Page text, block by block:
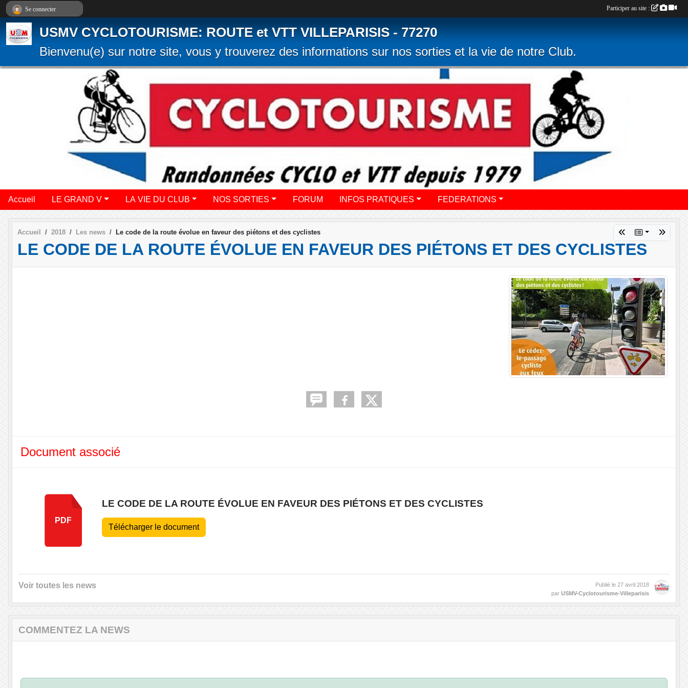
USMV CYCLOTOURISME: ROUTE et VTT VILLEPARISIS - 77270
Bienvenu(e) sur notre site, vous y trouverez des informations sur nos sorties et la vie de notre Club.
Accueil LE GRAND V LA VIE DU CLUB NOS SORTIES FORUM INFOS PRATIQUES FEDERATIONS
Accueil 2018 Les news Le code de la route évolue en faveur des piétons et des cyclistes
LE CODE DE LA ROUTE ÉVOLUE EN FAVEUR DES PIÉTONS ET DES CYCLISTES
Document associé
PDF
LE CODE DE LA ROUTE ÉVOLUE EN FAVEUR DES PIÉTONS ET DES CYCLISTES
Télécharger le document
Voir toutes les news Publié le 27 avril 2018
par USMV-Cyclotourisme-Villeparisis
COMMENTEZ LA NEWS
Se connecter Participer au site :
Panneau de gestion des cookies